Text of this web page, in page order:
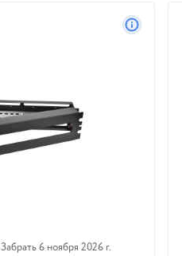
Забрать 6 ноября 2026 г.